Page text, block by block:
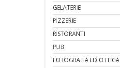
GELATERIE
PIZZERIE
RISTORANTI
PUB
FOTOGRAFIA ED OTTICA